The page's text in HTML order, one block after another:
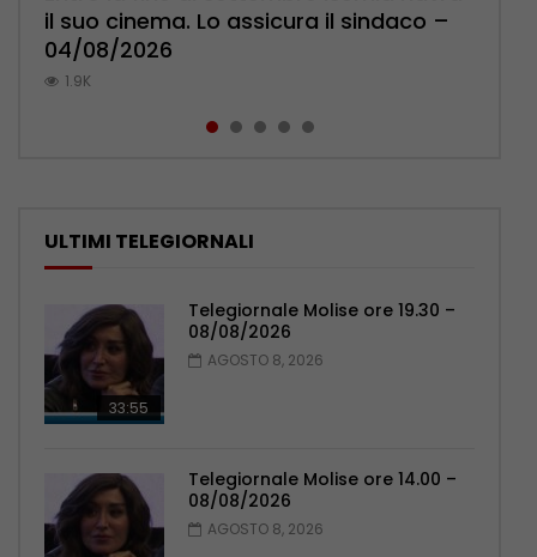
il suo cinema. Lo assicura il sindaco –
04/08/2026
1.9K
cittadini: ‘Abbiamo paura per i ragazzi’
– 07/08/2026
1.2K
l’ambulatorio per curare l’osteoporosi
– 06/08/2026
1.1K
Pensionati: più relazioni e servizi di
prossimità – 04/08/2026
1.1K
pronuncia sul ricongiungimento –
06/08/2026
1K
ULTIMI TELEGIORNALI
33:55
Telegiornale Molise ore 19.30 –
08/08/2026
AGOSTO 8, 2026
Telegiornale Molise ore 14.00 –
08/08/2026
AGOSTO 8, 2026